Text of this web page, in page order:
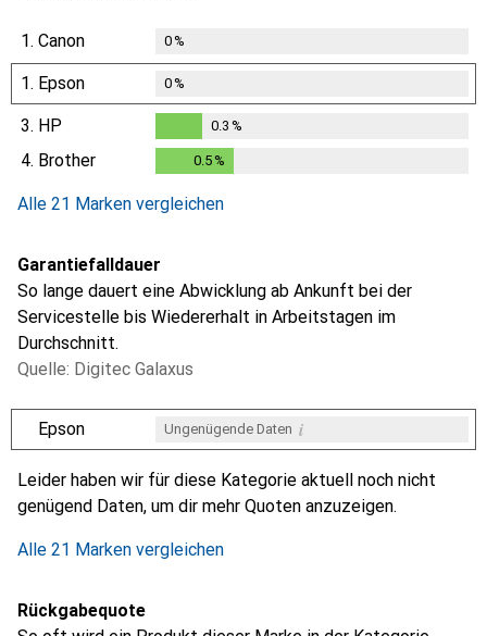
1. Canon 0%
1. Epson 0%
3. HP
0.3%
0.3 %
4. Brother 0.5%
Alle 21 Marken vergleichen
Garantiefalldauer
So lange dauert eine Abwicklung ab Ankunft bei der
Servicestelle bis Wiedererhalt in Arbeitstagen im
Durchschnitt.
Quelle: Digitec Galaxus
Epson Ungenügende Daten i
Leider haben wir für diese Kategorie aktuell noch nicht
genügend Daten, um dir mehr Quoten anzuzeigen.
Alle 21 Marken vergleichen
Rückgabequote